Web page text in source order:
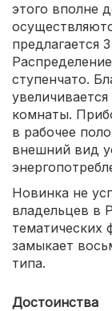
этого вполне
предлагается
ступенчато.
комнаты.
в рабочее
внешний вид
Новинка не
владельцев в
тематических
замыкает
типа.
Достоинства